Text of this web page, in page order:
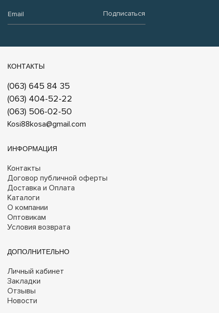
Подписаться
КОНТАКТЫ
(063) 645 84 35
(063) 404-52-22
(063) 506-02-50
Kosi88kosa@gmail.com
ИНФОРМАЦИЯ
Контакты
Договор публичной оферты
Доставка и Оплата
Каталоги
О компании
Оптовикам
Условия возврата
ДОПОЛНИТЕЛЬНО
Личный кабинет
Закладки
Отзывы
Новости